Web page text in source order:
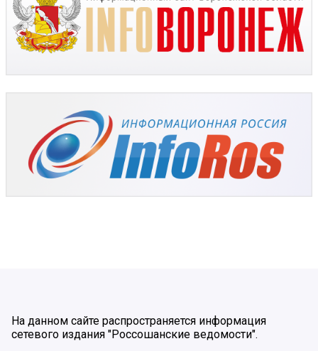
На данном сайте распространяется информация
сетевого издания "Россошанские ведомости".